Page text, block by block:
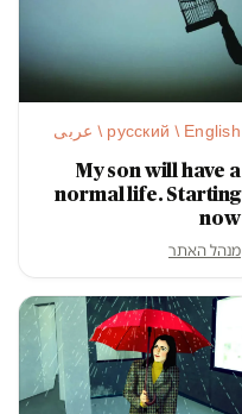
русский / English / عربى
My son will have a
normal life. Starting
now
מנהל האתר